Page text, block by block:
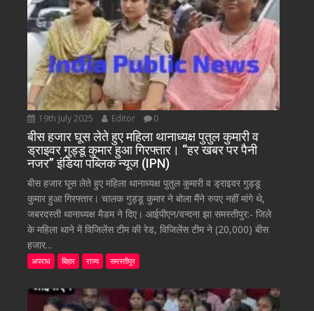
19th July 2025 Editor 0
बीस हजार घूस लेते हुए महिला थानाध्यक्ष पुतुल कुमारी व
ड्राइवर गुड्डू कुमार हुआ गिरफ्तार। “हर खबर पर पैनी
नजर” इंडिया पब्लिक न्यूज (IPN)
बीस हजार घूस लेते हुए महिला थानाध्यक्ष पुतुल कुमारी व ड्राइवर गुड्डू
कुमार हुआ गिरफ्तार। चालक गुड्डू कुमार ने बोला मैंने रुपए नहीं मांगे थे,
जबरदस्ती थानाध्यक्ष मैडम ने दिए। आईपीएन/वन्दना झा समस्तीपुर:- जिले
के महिला थाने में विजिलेंस टीम की रेड, विजिलेंस टीम ने (20,000) बीस
हजार...
अपराध बिहार राज्य समस्तीपुर